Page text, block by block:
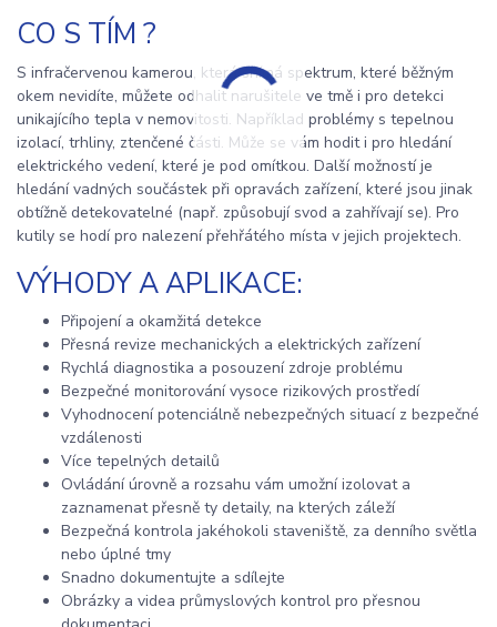
CO S TÍM ?
S infračervenou kamerou, která snímá spektrum, které běžným
okem nevidíte, můžete odhalit narušitele ve tmě i pro detekci
unikajícího tepla v nemovitosti. Například problémy s tepelnou
izolací, trhliny, ztenčené části. Může se vám hodit i pro hledání
elektrického vedení, které je pod omítkou. Další možností je
hledání vadných součástek při opravách zařízení, které jsou jinak
obtížně detekovatelné (např. způsobují svod a zahřívají se). Pro
kutily se hodí pro nalezení přehřátého místa v jejich projektech.
VÝHODY A APLIKACE:
Připojení a okamžitá detekce
Přesná revize mechanických a elektrických zařízení
Rychlá diagnostika a posouzení zdroje problému
Bezpečné monitorování vysoce rizikových prostředí
Vyhodnocení potenciálně nebezpečných situací z bezpečné
vzdálenosti
Více tepelných detailů
Ovládání úrovně a rozsahu vám umožní izolovat a
zaznamenat přesně ty detaily, na kterých záleží
Bezpečná kontrola jakéhokoli staveniště, za denního světla
nebo úplné tmy
Snadno dokumentujte a sdílejte
Obrázky a videa průmyslových kontrol pro přesnou